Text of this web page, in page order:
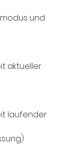
und
aktueller
laufender